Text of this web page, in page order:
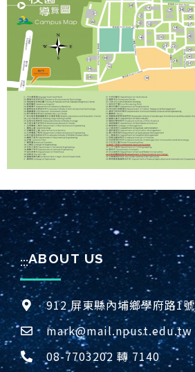
:::ABOUT US
912 屏東縣內埔鄉學府路1號
mark@mail.npust.edu.tw
08-7703202 轉 7140